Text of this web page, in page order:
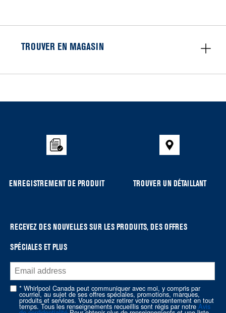
TROUVER EN MAGASIN
added
find
the
this
page
ENREGISTREMENT DE PRODUIT TROUVER UN DÉTAILLANT
RECEVEZ DES NOUVELLES SUR LES PRODUITS, DES OFFRES
SPÉCIALES ET PLUS
* Whirlpool Canada peut communiquer avec moi, y compris par
courriel, au sujet de ses offres spéciales, promotions, marques,
produits et services. Vous pouvez retirer votre consentement en tout
temps. Tous les renseignements recueillis sont régis par notreAvis